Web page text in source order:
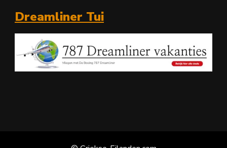
Dreamliner Tui